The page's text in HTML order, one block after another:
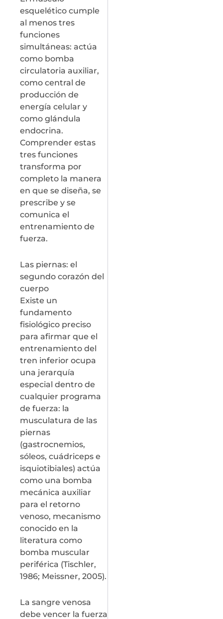
esquelético cumple
al menos tres
funciones
simultáneas: actúa
como bomba
circulatoria auxiliar,
como central de
producción de
energía celular y
como glándula
endocrina.
Comprender estas
tres funciones
transforma por
completo la manera
en que se diseña, se
prescribe y se
comunica el
entrenamiento de
fuerza.
Las piernas: el
segundo corazón del
cuerpo
Existe un
fundamento
fisiológico preciso
para afirmar que el
entrenamiento del
tren inferior ocupa
una jerarquía
especial dentro de
cualquier programa
de fuerza: la
musculatura de las
piernas
(gastrocnemios,
sóleos, cuádriceps e
isquiotibiales) actúa
como una bomba
mecánica auxiliar
para el retorno
venoso, mecanismo
conocido en la
literatura como
bomba muscular
periférica (Tischler,
1986; Meissner, 2005).
La sangre venosa
debe vencer la fuerza